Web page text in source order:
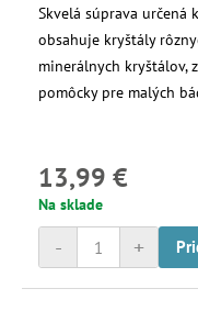
Skvelá súprava
obsahuje kryštály
minerálnych kryštálov,
pomôcky pre malých
13,99 €
Na sklade
+
-